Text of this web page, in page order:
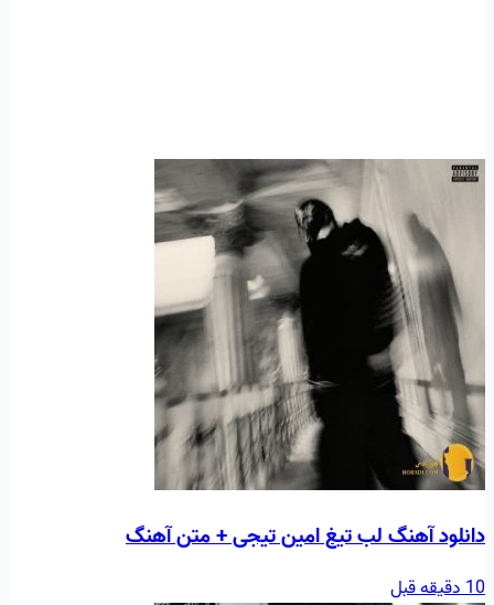
دانلود آهنگ لب تیغ امین تیجی + متن آهنگ
10 دقیقه قبل